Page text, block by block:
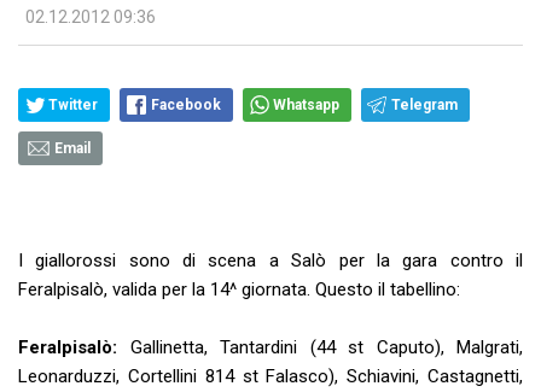
02.12.2012 09:36
Twitter Facebook Whatsapp Telegram
Email
I giallorossi sono di scena a Salò per la gara contro il
Feralpisalò, valida per la 14^ giornata. Questo il tabellino:
Feralpisalò: Gallinetta, Tantardini (44 st Caputo), Malgrati,
Leonarduzzi, Cortellini 814 st Falasco), Schiavini, Castagnetti,